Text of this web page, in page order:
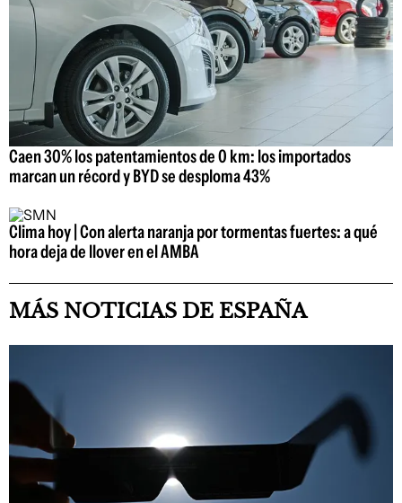
Caen 30% los patentamientos de 0 km: los importados
marcan un récord y BYD se desploma 43%
Clima hoy | Con alerta naranja por tormentas fuertes: a qué
hora deja de llover en el AMBA
MÁS NOTICIAS DE ESPAÑA